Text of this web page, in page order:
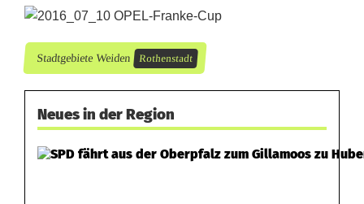
Stadtgebiete Weiden Rothenstadt
Neues in der Region